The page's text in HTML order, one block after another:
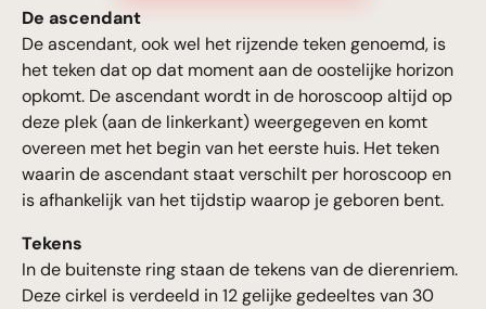
De ascendant
De ascendant, ook wel het rijzende teken genoemd, is
het teken dat op dat moment aan de oostelijke horizon
opkomt. De ascendant wordt in de horoscoop altijd op
deze plek (aan de linkerkant) weergegeven en komt
overeen met het begin van het eerste huis. Het teken
waarin de ascendant staat verschilt per horoscoop en
is afhankelijk van het tijdstip waarop je geboren bent.
Tekens
In de buitenste ring staan de tekens van de dierenriem.
Deze cirkel is verdeeld in 12 gelijke gedeeltes van 30